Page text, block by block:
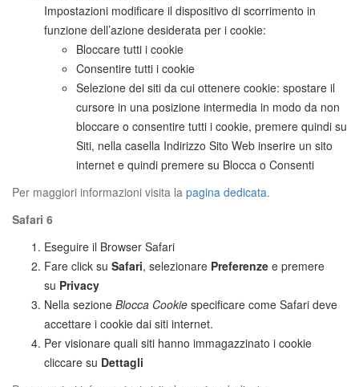
Impostazioni modificare il dispositivo di scorrimento in
funzione dell’azione desiderata per i cookie:
Bloccare tutti i cookie
Consentire tutti i cookie
Selezione dei siti da cui ottenere cookie: spostare il
cursore in una posizione intermedia in modo da non
bloccare o consentire tutti i cookie, premere quindi su
Siti, nella casella Indirizzo Sito Web inserire un sito
internet e quindi premere su Blocca o Consenti
Per maggiori informazioni visita la pagina dedicata.
Safari 6
Eseguire il Browser Safari
Fare click su Safari, selezionare Preferenze e premere
su Privacy
Nella sezione Blocca Cookie specificare come Safari deve
accettare i cookie dai siti internet.
Per visionare quali siti hanno immagazzinato i cookie
cliccare su Dettagli